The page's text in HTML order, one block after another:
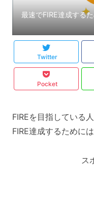
最速でFIRE達成する
Twitter
Pocket
FIREを目指している
FIRE達成するために
ス